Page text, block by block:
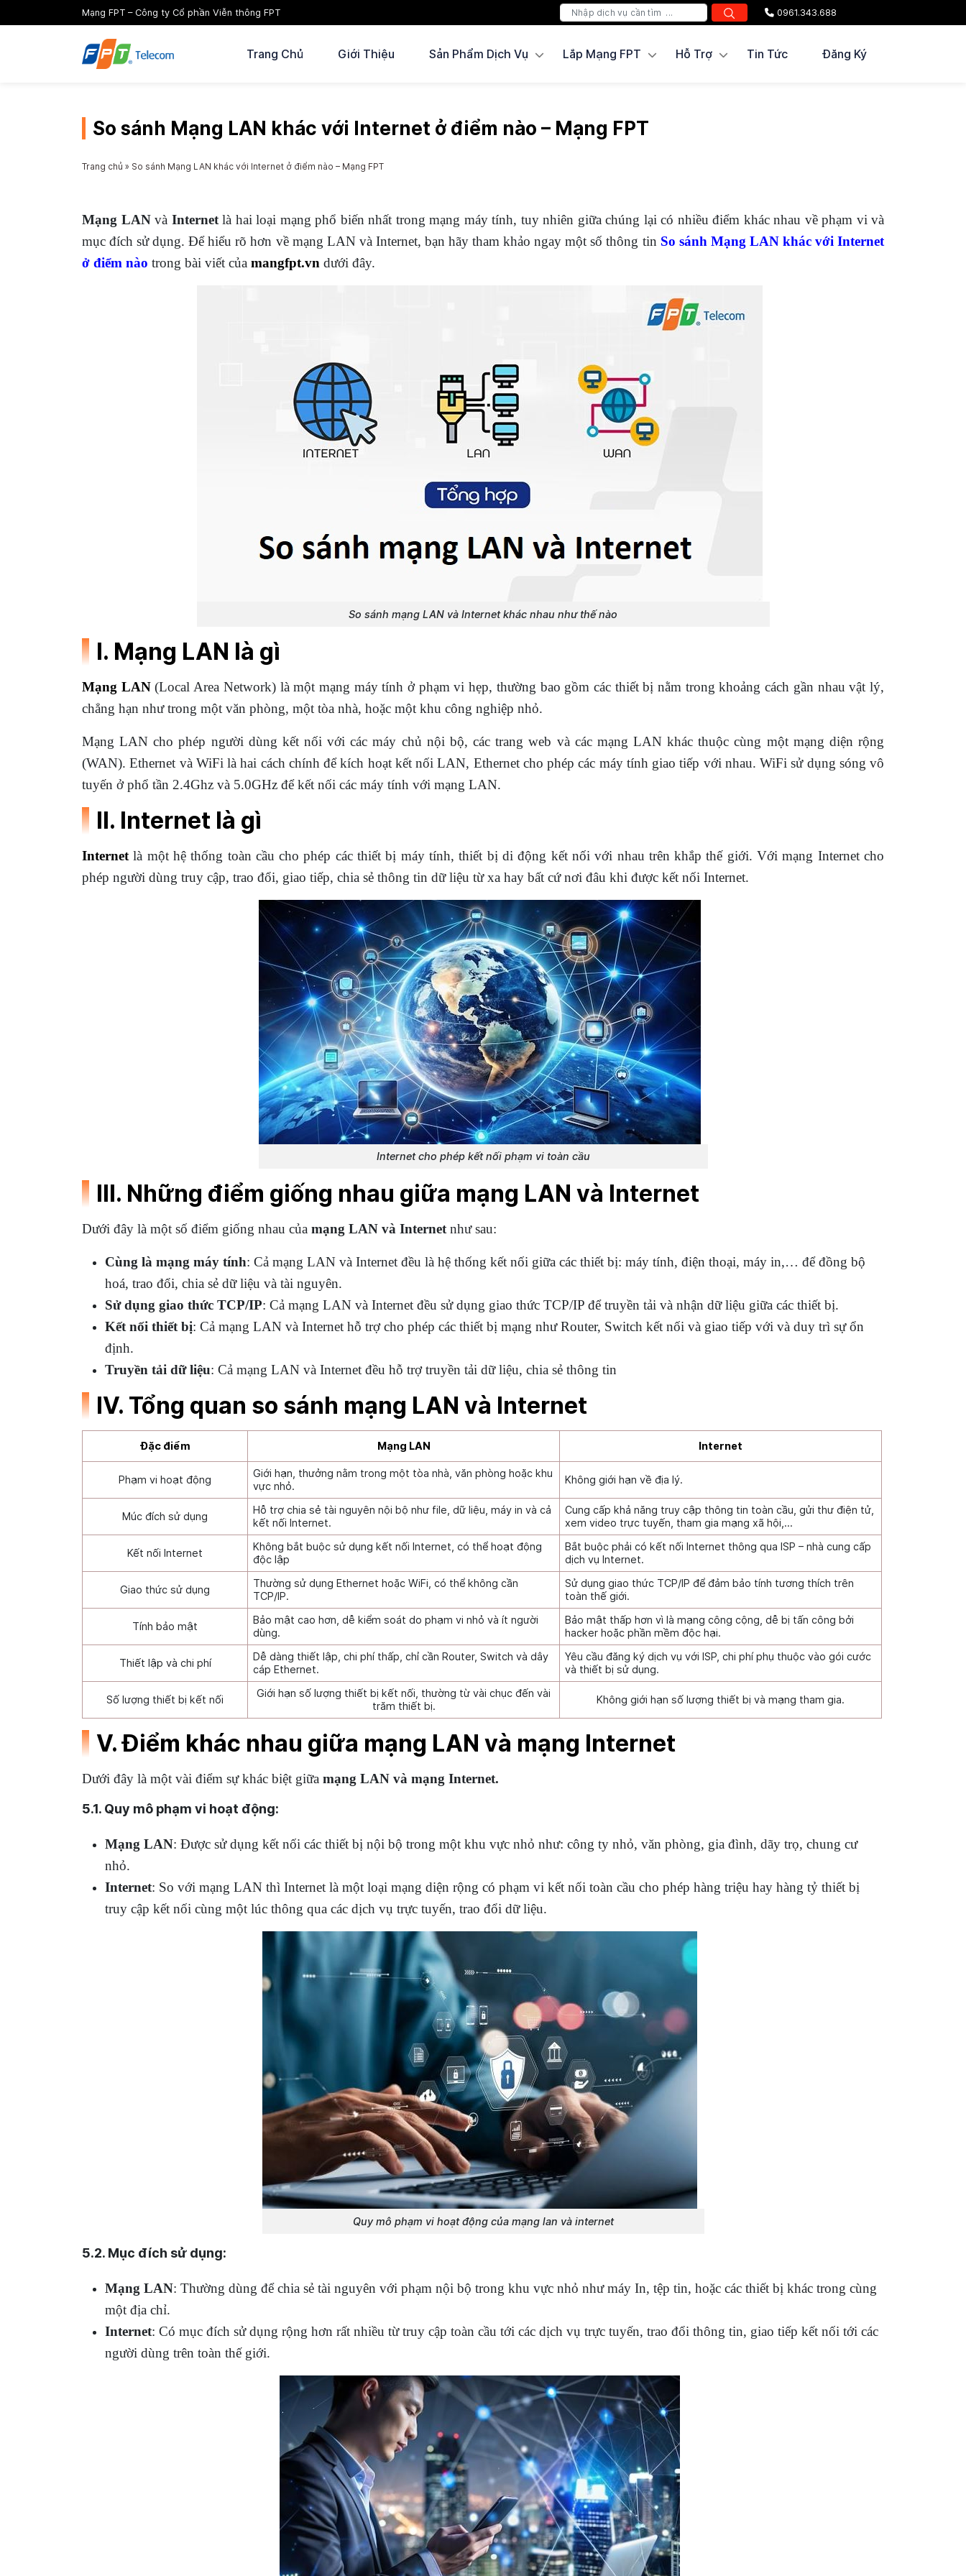
Mạng FPT – Công ty Cổ phần Viễn thông FPT 0961.343.688
Trang Chủ Giới Thiệu Sản Phẩm Dịch Vụ Lắp Mạng FPT Hỗ Trợ Tin Tức Đăng Ký
So sánh Mạng LAN khác với Internet ở điểm nào – Mạng FPT
Trang chủ » So sánh Mạng LAN khác với Internet ở điểm nào – Mạng FPT
Mạng LANvà Internetlà hai loại mạng phổ biến nhất trong mạng máy tính, tuy nhiên giữa chúng lại có nhiều điểm khác nhau về phạm vi và
mục đích sử dụng. Để hiểu rõ hơn về mạng LAN và Internet, bạn hãy tham khảo ngay một số thông tin So sánh Mạng LAN khác với Internet
ở điểm nào trong bài viết của mangfpt.vn dưới đây.
So sánh mạng LAN và Internet khác nhau như thế nào
I. Mạng LAN là gì
Mạng LAN(Local Area Network) là một mạng máy tính ở phạm vi hẹp, thường bao gồm các thiết bị nằm trong khoảng cách gần nhau vật lý,
chẳng hạn như trong một văn phòng, một tòa nhà, hoặc một khu công nghiệp nhỏ.
Mạng LAN cho phép người dùng kết nối với các máy chủ nội bộ, các trang web và các mạng LAN khác thuộc cùng một mạng diện rộng
(WAN). Ethernet và WiFi là hai cách chính để kích hoạt kết nối LAN, Ethernet cho phép các máy tính giao tiếp với nhau. WiFi sử dụng sóng vô
tuyến ở phổ tần 2.4Ghz và 5.0GHz để kết nối các máy tính với mạng LAN.
II. Internet là gì
Internet là một hệ thống toàn cầu cho phép các thiết bị máy tính, thiết bị di động kết nối với nhau trên khắp thế giới. Với mạng Internet cho
phép người dùng truy cập, trao đổi, giao tiếp, chia sẻ thông tin dữ liệu từ xa hay bất cứ nơi đâu khi được kết nối Internet.
Internet cho phép kết nối phạm vi toàn cầu
III. Những điểm giống nhau giữa mạng LAN và Internet
Dưới đây là một số điểm giống nhau của mạng LAN và Internet như sau:
Cùng là mạng máy tính: Cả mạng LAN và Internet đều là hệ thống kết nối giữa các thiết bị: máy tính, điện thoại, máy in,… để đồng bộ
hoá, trao đổi, chia sẻ dữ liệu và tài nguyên.
Sử dụng giao thức TCP/IP: Cả mạng LAN và Internet đều sử dụng giao thức TCP/IP để truyền tải và nhận dữ liệu giữa các thiết bị.
Kết nối thiết bị: Cả mạng LAN và Internet hỗ trợ cho phép các thiết bị mạng như Router, Switch kết nối và giao tiếp với và duy trì sự ổn
định.
Truyền tải dữ liệu: Cả mạng LAN và Internet đều hỗ trợ truyền tải dữ liệu, chia sẻ thông tin
IV. Tổng quan so sánh mạng LAN và Internet
Đặc điểm Mạng LAN Internet
Phạm vi hoạt động
Giới hạn, thưởng nằm trong một tòa nhà, văn phòng hoặc khu
vực nhỏ.
Không giới hạn về địa lý.
Múc đích sử dụng
Hỗ trợ chia sẻ tài nguyên nội bộ như file, dữ liệu, máy in và cả
kết nối Internet.
Cung cấp khả năng truy cập thông tin toàn cầu, gửi thư điện tử,
xem video trực tuyến, tham gia mạng xã hội,…
Kết nối Internet
Không bắt buộc sử dụng kết nối Internet, có thể hoạt động
độc lập
Bắt buộc phải có kết nối Internet thông qua ISP – nhà cung cấp
dịch vụ Internet.
Giao thức sử dụng
Thường sử dụng Ethernet hoặc WiFi, có thể không cần
TCP/IP.
Sử dụng giao thức TCP/IP để đảm bảo tính tương thích trên
toàn thế giới.
Tính bảo mật
Bảo mật cao hơn, dễ kiểm soát do phạm vi nhỏ và ít người
dùng.
Bảo mật thấp hơn vì là mạng công cộng, dễ bị tấn công bởi
hacker hoặc phần mềm độc hại.
Thiết lập và chi phí
Dễ dàng thiết lập, chi phí thấp, chỉ cần Router, Switch và dây
cáp Ethernet.
Yêu cầu đăng ký dịch vụ với ISP, chi phí phụ thuộc vào gói cước
và thiết bị sử dụng.
Số lượng thiết bị kết nối
Giới hạn số lượng thiết bị kết nối, thường từ vài chục đến vài
trăm thiết bị.
Không giới hạn số lượng thiết bị và mạng tham gia.
V. Điểm khác nhau giữa mạng LAN và mạng Internet
Dưới đây là một vài điểm sự khác biệt giữa mạng LAN và mạng Internet.
5.1. Quy mô phạm vi hoạt động:
Mạng LAN: Được sử dụng kết nối các thiết bị nội bộ trong một khu vực nhỏ như: công ty nhỏ, văn phòng, gia đình, dãy trọ, chung cư
nhỏ.
Internet: So với mạng LAN thì Internet là một loại mạng diện rộng có phạm vi kết nối toàn cầu cho phép hàng triệu hay hàng tỷ thiết bị
truy cập kết nối cùng một lúc thông qua các dịch vụ trực tuyến, trao đổi dữ liệu.
Quy mô phạm vi hoạt động của mạng lan và internet
5.2. Mục đích sử dụng:
Mạng LAN: Thường dùng để chia sẻ tài nguyên với phạm nội bộ trong khu vực nhỏ như máy In, tệp tin, hoặc các thiết bị khác trong cùng
một địa chỉ.
Internet: Có mục đích sử dụng rộng hơn rất nhiều từ truy cập toàn cầu tới các dịch vụ trực tuyến, trao đổi thông tin, giao tiếp kết nối tới các
người dùng trên toàn thế giới.